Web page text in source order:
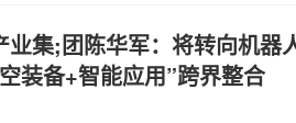
业集;团陈华军：将转向机器
装备+智能应用”跨界整合